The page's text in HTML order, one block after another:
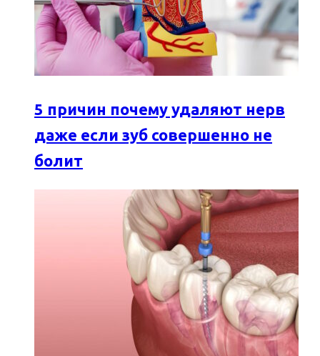
5 причин почему удаляют нерв
даже если зуб совершенно не
болит